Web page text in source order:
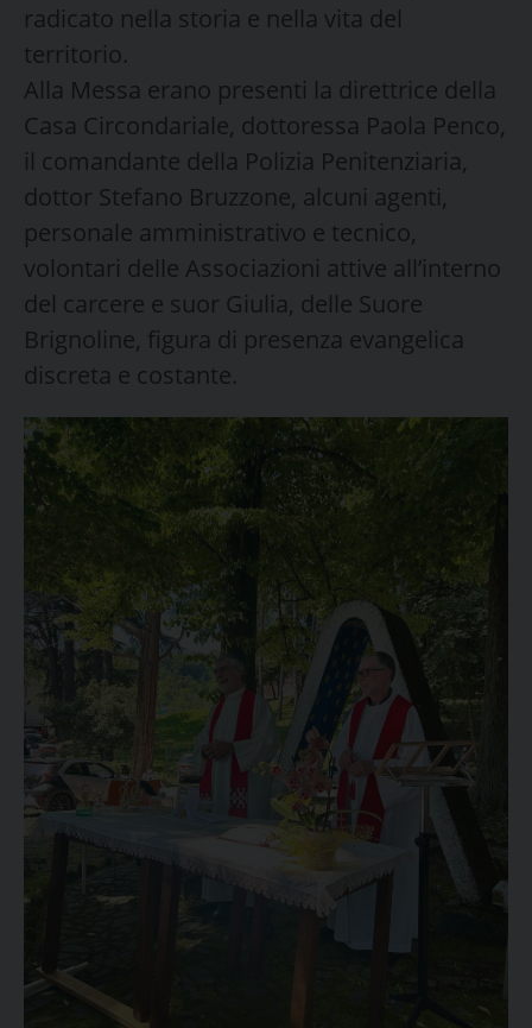
radicato nella storia e nella vita del
territorio.
Alla Messa erano presenti la direttrice della
Casa Circondariale, dottoressa Paola Penco,
il comandante della Polizia Penitenziaria,
dottor Stefano Bruzzone, alcuni agenti,
personale amministrativo e tecnico,
volontari delle Associazioni attive all’interno
del carcere e suor Giulia, delle Suore
Brignoline, figura di presenza evangelica
discreta e costante.